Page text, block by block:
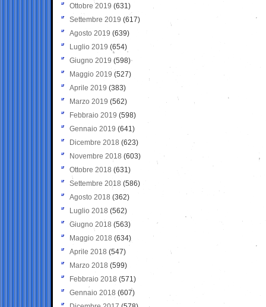
Ottobre 2019 (631)
Settembre 2019 (617)
Agosto 2019 (639)
Luglio 2019 (654)
Giugno 2019 (598)
Maggio 2019 (527)
Aprile 2019 (383)
Marzo 2019 (562)
Febbraio 2019 (598)
Gennaio 2019 (641)
Dicembre 2018 (623)
Novembre 2018 (603)
Ottobre 2018 (631)
Settembre 2018 (586)
Agosto 2018 (362)
Luglio 2018 (562)
Giugno 2018 (563)
Maggio 2018 (634)
Aprile 2018 (547)
Marzo 2018 (599)
Febbraio 2018 (571)
Gennaio 2018 (607)